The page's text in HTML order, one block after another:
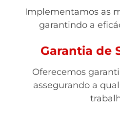
Implementamos as
garantindo a
Garantia de
Oferecemos
assegurando a